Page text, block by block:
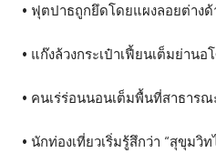
• ฟุตปาธถูกยึดโดยแผงลอยต่างด้
• แก๊งล้วงกระเป๋าเฟี้ยนเต็มย่านอ
• คนเร่ร่อนนอนเต็มพื้นที่สาธารณ
• นักท่องเที่ยวเริ่มรู้สึกว่า “สุขุมวิ